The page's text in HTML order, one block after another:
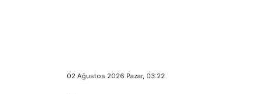
02 Ağustos 2026 Pazar, 03:22